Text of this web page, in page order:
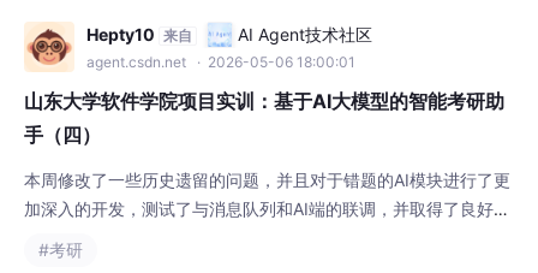
Hepty10 来自 AI Agent技术社区
agent.csdn.net · 2026-05-06 18:00:01
山东大学软件学院项目实训：基于AI大模型的智能考研助
手（四）
本周修改了一些历史遗留的问题，并且对于错题的AI模块进行了更
加深入的开发，测试了与消息队列和AI端的联调，并取得了良好的
#考研